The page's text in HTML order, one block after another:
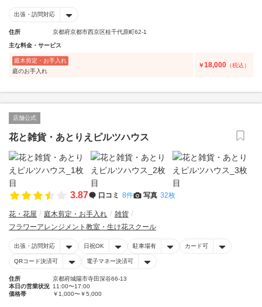
出張・訪問対応
住所 京都府京都市西京区桂千代原町62-1
主な料金・サービス
庭木剪定・お手入れ
庭のお手入れ
￥18,000 （税込）
店舗公式
花と雑貨・あとりえピルツハウス
3.87 口コミ 8件 写真 32枚
花・花屋 庭木剪定・お手入れ
雑貨
フラワーアレンジメント教室・生け花スクール
出張・訪問対応 日祝OK 駐車場有 カード可
QRコード決済可 電子マネー決済可
住所
京都府城陽市寺田深谷66-13
本日の営業状況 11:00〜17:00
価格帯
￥1,000〜￥5,000